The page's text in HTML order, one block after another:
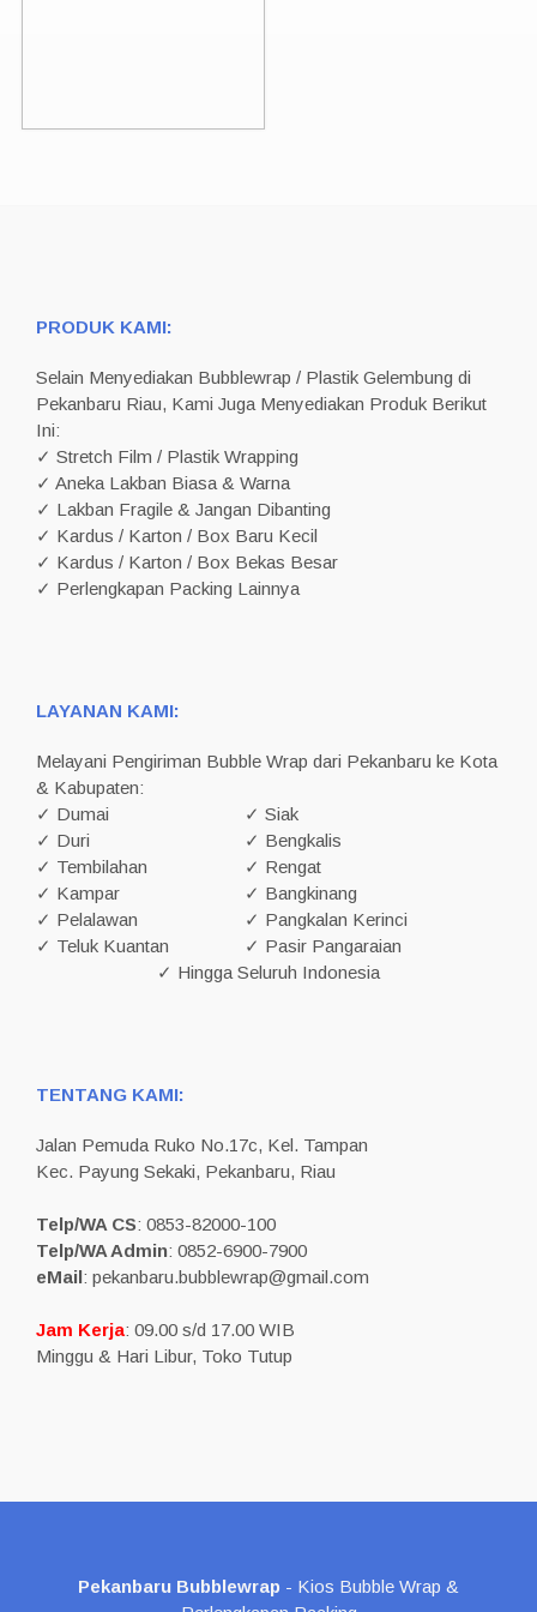
PRODUK KAMI:
Selain Menyediakan Bubblewrap / Plastik Gelembung di
Pekanbaru Riau, Kami Juga Menyediakan Produk Berikut
Ini:
✓ Stretch Film / Plastik Wrapping
✓ Aneka Lakban Biasa & Warna
✓ Lakban Fragile & Jangan Dibanting
✓ Kardus / Karton / Box Baru Kecil
✓ Kardus / Karton / Box Bekas Besar
✓ Perlengkapan Packing Lainnya
LAYANAN KAMI:
Melayani Pengiriman Bubble Wrap dari Pekanbaru ke Kota
& Kabupaten:
✓ Dumai
✓ Siak
✓ Duri
✓ Bengkalis
✓ Tembilahan
✓ Rengat
✓ Kampar
✓ Bangkinang
✓ Pelalawan
✓ Pangkalan Kerinci
✓ Teluk Kuantan
✓ Pasir Pangaraian
✓ Hingga Seluruh Indonesia
TENTANG KAMI:
Jalan Pemuda Ruko No.17c, Kel. Tampan
Kec. Payung Sekaki, Pekanbaru, Riau
Telp/WA CS: 0853-82000-100
Telp/WA Admin: 0852-6900-7900
eMail: pekanbaru.bubblewrap@gmail.com
Jam Kerja: 09.00 s/d 17.00 WIB
Minggu & Hari Libur, Toko Tutup
Pekanbaru Bubblewrap - Kios Bubble Wrap &